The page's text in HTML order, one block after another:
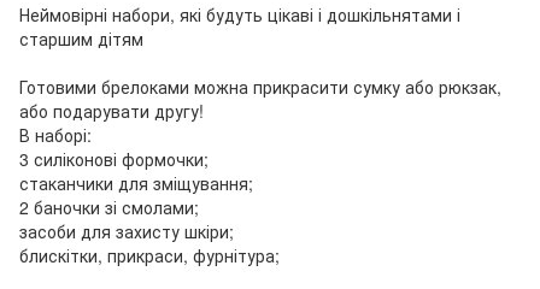
Неймовірні набори, які будуть цікаві і дошкільнятами і
старшим дітям
Готовими брелоками можна прикрасити сумку або рюкзак,
або подарувати другу!
В наборі:
3 силіконові формочки;
стаканчики для зміщування;
2 баночки зі смолами;
засоби для захисту шкіри;
блискітки, прикраси, фурнітура;